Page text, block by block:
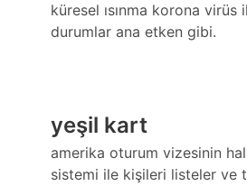
küresel ısınma korona
durumlar ana etken gibi.
yeşil kart
amerika oturum vizesinin
sistemi ile kişileri listeler ve